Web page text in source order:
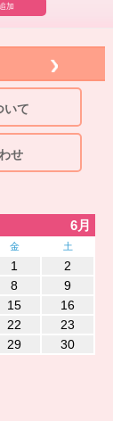
加
いて
せ
6月
金 土
1
2
8
9
15
16
22
23
29 30